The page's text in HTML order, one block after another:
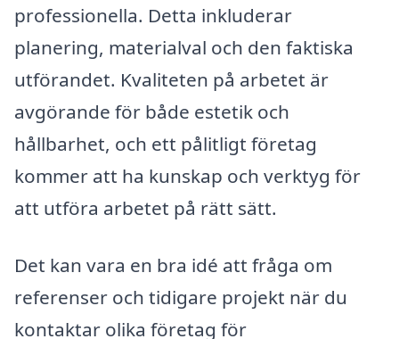
professionella. Detta inkluderar
planering, materialval och den faktiska
utförandet. Kvaliteten på arbetet är
avgörande för både estetik och
hållbarhet, och ett pålitligt företag
kommer att ha kunskap och verktyg för
att utföra arbetet på rätt sätt.
Det kan vara en bra idé att fråga om
referenser och tidigare projekt när du
kontaktar olika företag för